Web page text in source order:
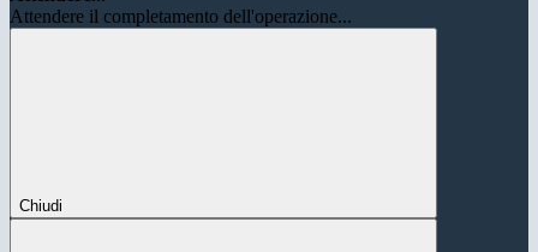
Attendere il completamento dell'operazione...
Chiudi